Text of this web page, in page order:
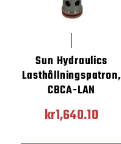
Sun Hydraulics
Lasthållningspatron,
CBCA-LAN
kr1,640.10